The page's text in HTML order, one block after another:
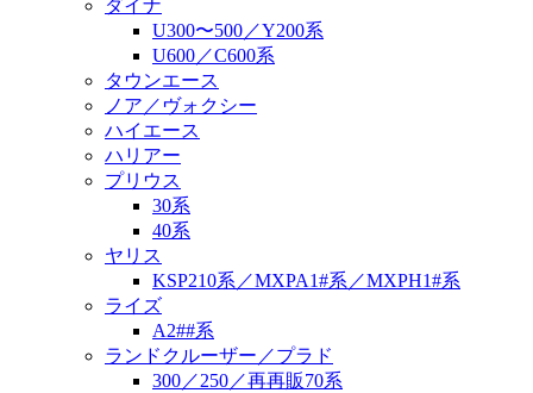
ダイナ
U300〜500／Y200系
U600／C600系
タウンエース
ノア／ヴォクシー
ハイエース
ハリアー
プリウス
30系
40系
ヤリス
KSP210系／MXPA1#系／MXPH1#系
ライズ
A2##系
ランドクルーザー／プラド
300／250／再再販70系